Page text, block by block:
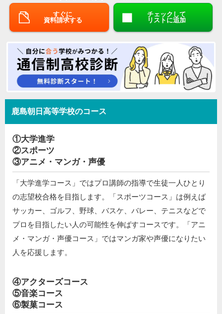
すぐに
資料請求する
チェックして
リストに追加
鹿島朝日高等学校のコース
①大学進学
②スポーツ
③アニメ・マンガ・声優
「大学進学コース」ではプロ講師の指導で生徒一人ひとり
の志望校合格を目指します。「スポーツコース」は例えば
サッカー、ゴルフ、野球、バスケ、バレー、テニスなどで
プロを目指したい人の可能性を伸ばすコースです。「アニ
メ・マンガ・声優コース」ではマンガ家や声優になりたい
人を応援します。
④アクターズコース
⑤音楽コース
⑥製菓コース